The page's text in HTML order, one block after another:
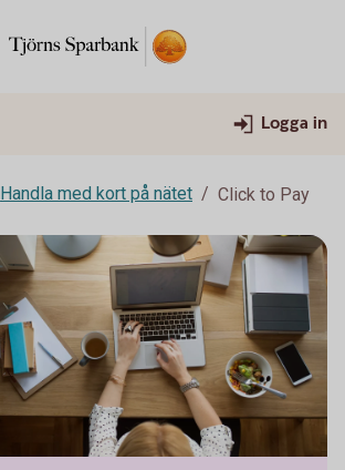
Logga in
Handla med kort på nätet Click to Pay